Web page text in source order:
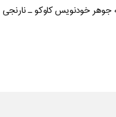
خودنویس کاوکو ـ نارنجی